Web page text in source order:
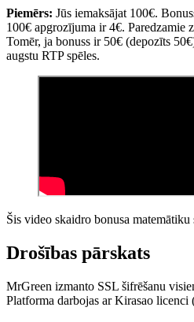
Piemērs: Jūs iemaksājat 100€.
100€ apgrozījuma ir 4€. Paredzamie
Tomēr, ja bonuss ir 50€ (depozīts
augstu RTP spēles.
Šis video skaidro bonusa
Drošības pārskats
MrGreen izmanto SSL šifrēšanu
Platforma darbojas ar Kirasao